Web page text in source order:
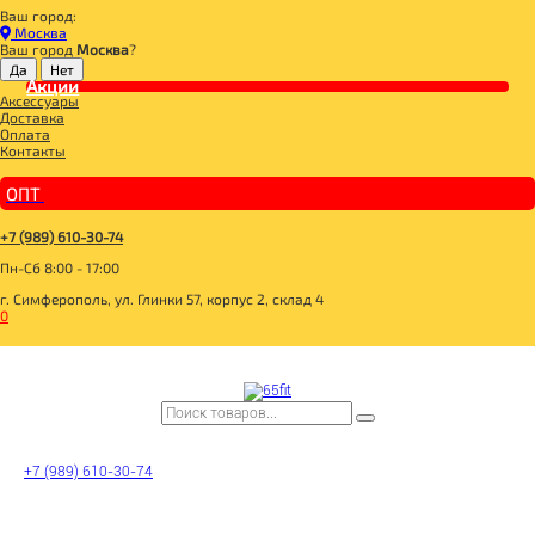
Ваш город:
Москва
Ваш город Москва?
Акции
Аксессуары
Доставка
Оплата
Контакты
ОПТ
+7 (989) 610-30-74
Пн-Сб 8:00 - 17:00
г. Симферополь, ул. Глинки 57, корпус 2, склад 4
0
+7 (989) 610-30-74
Главная
ДЛЯ ЗДОРОВОГО ПИТАНИЯ
СЛАДОСТИ И СНЕКИ
ШОКОЛАД
Шоколад с кэробом Абрикосовый 50гр, Vegan Food